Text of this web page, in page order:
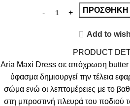
ΠΡΟΣΘΉΚΗ
Add to
PRODUCT
Aria Maxi Dress σε απόχρωση butter
ύφασμα δημιουργεί την τέλεια
σώμα ενώ οι λεπτομέρειες με το
στη μπροστινή πλευρά του ποδιού